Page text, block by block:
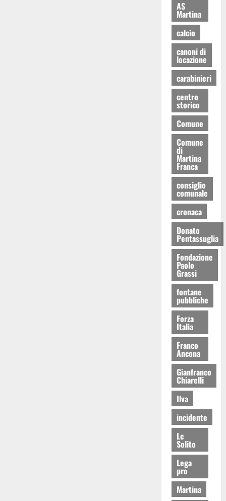
AS
Martina
calcio
canoni di
locazione
carabinieri
centro
storico
Comune
Comune
di
Martina
Franca
consiglio
comunale
cronaca
Donato
Pentassuglia
Fondazione
Paolo
Grassi
fontane
pubbliche
Forza
Italia
Franco
Ancona
Gianfranco
Chiarelli
Ilva
incidente
Lc
Solito
Lega
pro
Martina